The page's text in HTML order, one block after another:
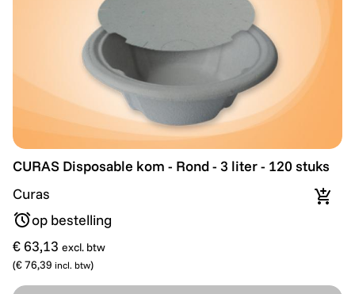
CURAS Disposable kom - Rond - 3 liter - 120 stuks
CURAS Disposable kom - Rond - 3 liter - 120 stuks
Curas
op bestelling
€ 63,13 excl. btw
(€ 76,39 incl. btw)
In